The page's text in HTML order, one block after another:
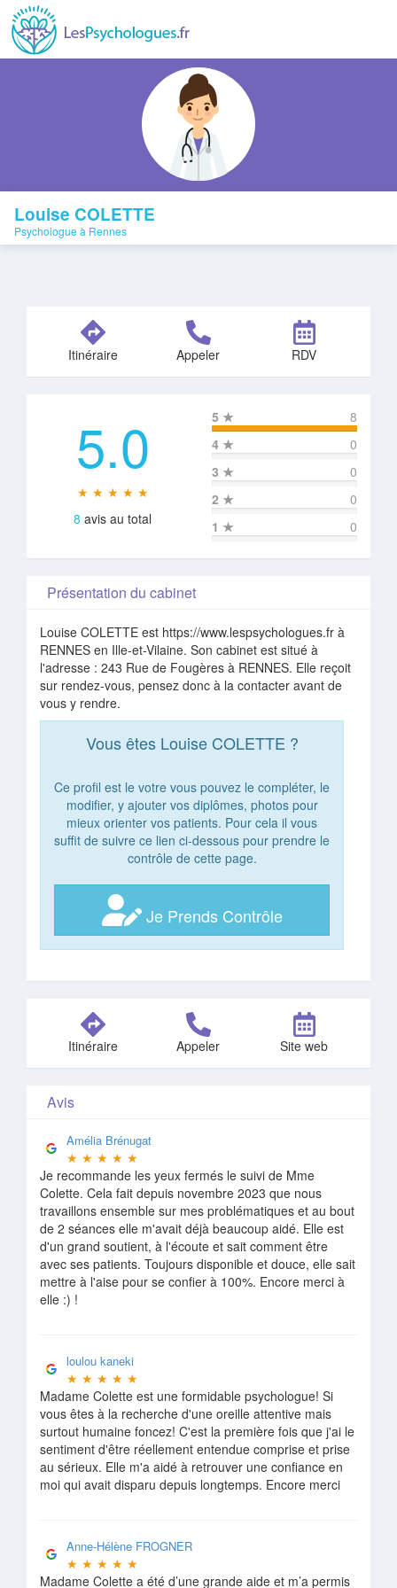
Louise COLETTE
Psychologue à Rennes
Itinéraire Appeler RDV
5.0
★ ★ ★ ★ ★
8 avis au total
5 ★
8
4 ★
0
3 ★
0
2 ★
0
1 ★ 0
Présentation du cabinet
Louise COLETTE est https://www.lespsychologues.fr à
RENNES en Ille-et-Vilaine. Son cabinet est situé à
l'adresse : 243 Rue de Fougères à RENNES. Elle reçoit
sur rendez-vous, pensez donc à la contacter avant de
vous y rendre.
Vous êtes Louise COLETTE ?
Ce profil est le votre vous pouvez le compléter, le
modifier, y ajouter vos diplômes, photos pour
mieux orienter vos patients. Pour cela il vous
suffit de suivre ce lien ci-dessous pour prendre le
contrôle de cette page.
Je Prends Contrôle
Itinéraire Appeler Site web
Avis
Amélia Brénugat
★ ★ ★ ★ ★
Je recommande les yeux fermés le suivi de Mme
Colette. Cela fait depuis novembre 2023 que nous
travaillons ensemble sur mes problématiques et au bout
de 2 séances elle m'avait déjà beaucoup aidé. Elle est
d'un grand soutient, à l'écoute et sait comment être
avec ses patients. Toujours disponible et douce, elle sait
mettre à l'aise pour se confier à 100%. Encore merci à
elle :) !
loulou kaneki
★ ★ ★ ★ ★
Madame Colette est une formidable psychologue! Si
vous êtes à la recherche d'une oreille attentive mais
surtout humaine foncez! C'est la première fois que j'ai le
sentiment d'être réellement entendue comprise et prise
au sérieux. Elle m'a aidé à retrouver une confiance en
moi qui avait disparu depuis longtemps. Encore merci
Anne-Hélène FROGNER
★ ★ ★ ★ ★
Madame Colette a été d’une grande aide et m’a permis